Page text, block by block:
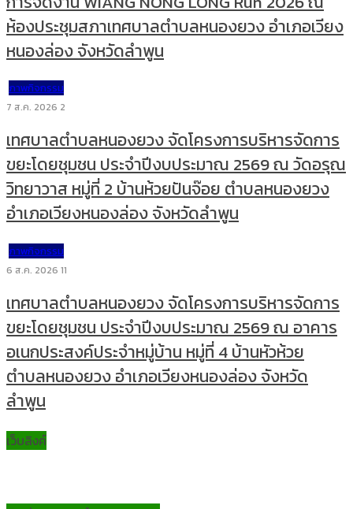
ห้องประชุมสภาเทศบาลตำบลหนองยวง อำเภอเวียง
หนองล่อง จังหวัดลำพูน
ภาพกิจกรรม
7 ส.ค. 2026 2
เทศบาลตำบลหนองยวง จัดโครงการบริหารจัดการ
ขยะโดยชุมชน ประจำปีงบประมาณ 2569 ณ วัดอรุณ
วิทยาวาส หมู่ที่ 2 บ้านห้วยปันจ๊อย ตำบลหนองยวง
อำเภอเวียงหนองล่อง จังหวัดลำพูน
ภาพกิจกรรม
6 ส.ค. 2026 11
เทศบาลตำบลหนองยวง จัดโครงการบริหารจัดการ
ขยะโดยชุมชน ประจำปีงบประมาณ 2569 ณ อาคาร
อเนกประสงค์ประจำหมู่บ้าน หมู่ที่ 4 บ้านหัวห้วย
ตำบลหนองยวง อำเภอเวียงหนองล่อง จังหวัด
ลำพูน
เว็บลิงค์